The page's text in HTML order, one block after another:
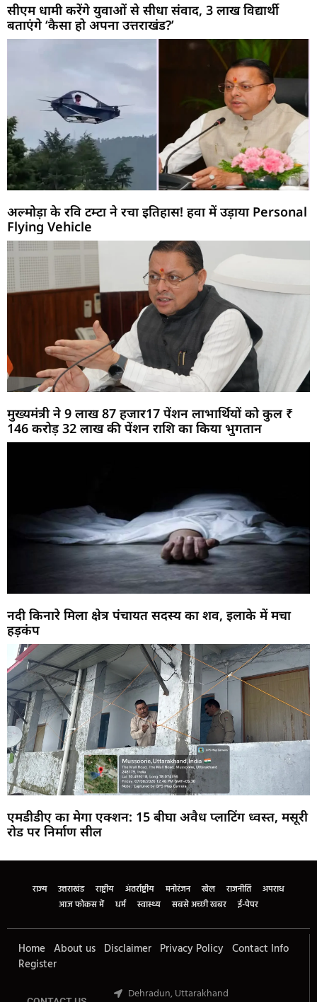
सीएम धामी करेंगे युवाओं से सीधा संवाद, 3 लाख विद्यार्थी
बताएंगे ‘कैसा हो अपना उत्तराखंड?’
अल्मोड़ा के रवि टम्टा ने रचा इतिहास! हवा में उड़ाया Personal
Flying Vehicle
मुख्यमंत्री ने 9 लाख 87 हजार17 पेंशन लाभार्थियों को कुल ₹
146 करोड़ 32 लाख की पेंशन राशि का किया भुगतान
नदी किनारे मिला क्षेत्र पंचायत सदस्य का शव, इलाके में मचा
हड़कंप
एमडीडीए का मेगा एक्शन: 15 बीघा अवैध प्लाटिंग ध्वस्त, मसूरी
रोड पर निर्माण सील
राज्य उत्तराखंड राष्ट्रीय अंतर्राष्ट्रीय मनोरंजन खेल राजनीति
अपराध
आज फोकस में
धर्म स्वास्थ्य सबसे अच्छी खबर ई-पेपर
Home About us Disclaimer Privacy Policy Contact Info
Register
Dehradun, Uttarakhand